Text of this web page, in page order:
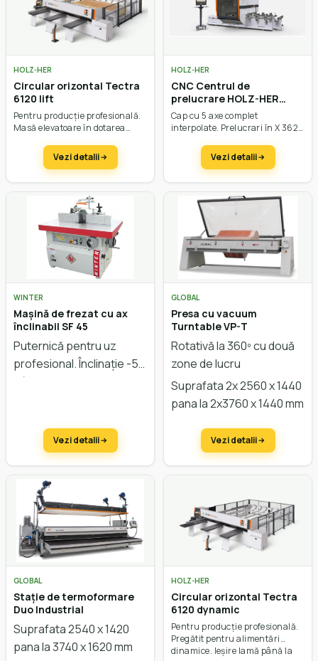
HOLZ-HER
Circular orizontal Tectra
6120 lift
Pentru producție profesională.
Masă elevatoare în dotarea
95mm, Putere până la 15 kW.
Vezi detalii
HOLZ-HER
CNC Centrul de
prelucrare HOLZ-HER
EPICON 7135
Cap cu 5 axe complet
interpolate. Prelucrari în X 3620
până la 1500 mm, în Z până la
565 mm. Viteza vectorială de 131
Vezi detalii
WINTER
Mașină de frezat cu ax
înclinabil SF 45
Puternică pentru uz
profesional. Înclinație -5°
până la +45°.
Vezi detalii
GLOBAL
Presa cu vacuum
Turntable VP-T
Rotativă la 360º cu două
zone de lucru
Suprafata 2x 2560 x 1440
pana la 2x3760 x 1440 mm
Vezi detalii
GLOBAL
Stație de termoformare
Duo Industrial
Suprafata 2540 x 1420
pana la 3740 x 1620 mm
HOLZ-HER
Circular orizontal Tectra
6120 dynamic
Pentru producție profesională.
Pregătit pentru alimentări
dinamice. Ieșire lamă până la